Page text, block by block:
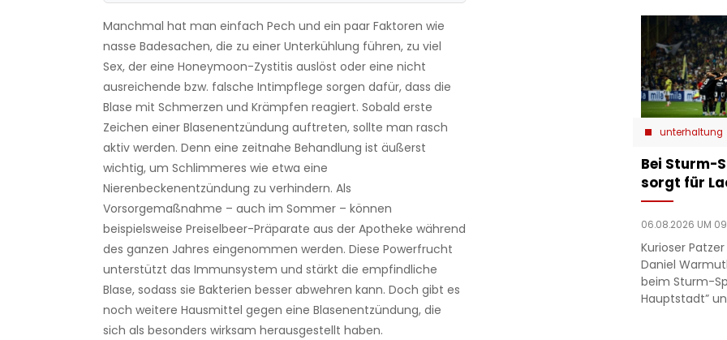
Manchmal hat man einfach Pech und ein paar Faktoren wie
nasse Badesachen, die zu einer Unterkühlung führen, zu viel
Sex, der eine Honeymoon-Zystitis auslöst oder eine nicht
ausreichende bzw. falsche Intimpflege sorgen dafür, dass die
Blase mit Schmerzen und Krämpfen reagiert. Sobald erste
Zeichen einer Blasenentzündung auftreten, sollte man rasch
aktiv werden. Denn eine zeitnahe Behandlung ist äußerst
wichtig, um Schlimmeres wie etwa eine
Nierenbeckenentzündung zu verhindern. Als
Vorsorgemaßnahme – auch im Sommer – können
beispielsweise Preiselbeer-Präparate aus der Apotheke während
des ganzen Jahres eingenommen werden. Diese Powerfrucht
unterstützt das Immunsystem und stärkt die empfindliche
Blase, sodass sie Bakterien besser abwehren kann. Doch gibt es
noch weitere Hausmittel gegen eine Blasenentzündung, die
sich als besonders wirksam herausgestellt haben.
unterhaltung
Bei Sturm-
sorgt für
06.08.2026 UM
Kurioser
Daniel
beim Sturm-
Hauptstadt”